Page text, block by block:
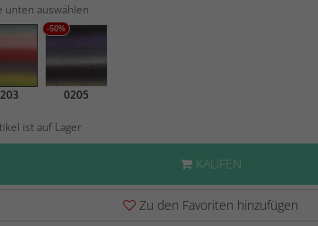
unten auswählen
-50%
0205
ist auf Lager
KAUFEN
Zu den Favoriten hinzufügen